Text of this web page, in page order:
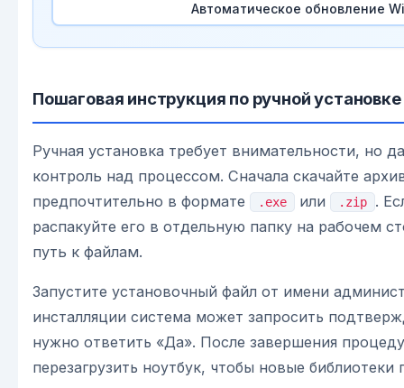
Автоматическое обновление
Пошаговая инструкция по ручной установке
Ручная установка требует внимательности, но
контроль над процессом. Сначала скачайте
предпочтительно в формате
.exe или .zip
.
распакуйте его в отдельную папку на рабочем
путь к файлам.
Запустите установочный файл от имени
инсталляции система может запросить
нужно ответить «Да». После завершения
перезагрузить ноутбук, чтобы новые библиотеки